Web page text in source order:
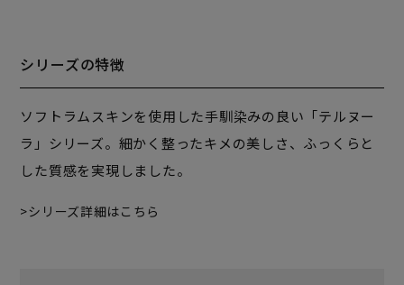
シリーズの特徴
ソフトラムスキンを使用した手馴染みの良い「テルヌー
ラ」シリーズ。細かく整ったキメの美しさ、ふっくらと
した質感を実現しました。
シリーズ詳細はこちら